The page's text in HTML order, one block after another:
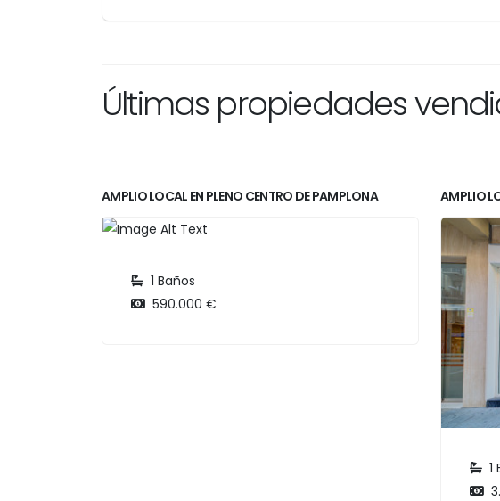
Últimas propiedades
AMPLIO LOCAL EN PLENO CENTRO DE PAMPLONA
1 Baños
590.000 €
AMPLIO
1